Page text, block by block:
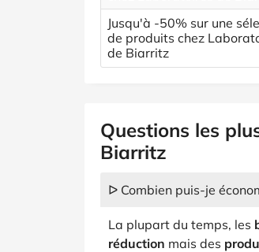
Jusqu'à -50% sur une
de produits chez
de Biarritz
Questions les
Biarritz
ᐅ Combien puis-je
La plupart du temps, les
réduction mais des